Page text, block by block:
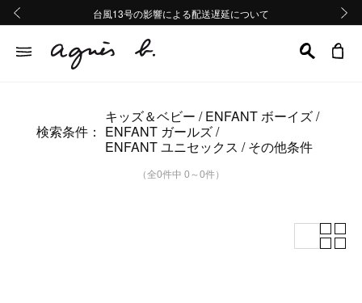
熊本地域地震の影響による配送遅延について
Summer Sale 2buy10%OFF!!
台風13号の影響による配送遅延について
熊本地域地震の影響による配送遅延について
Summer Sale 2buy10%OFF!!
検索条件：
キッズ＆ベビー
ENFANT ボーイズ
ENFANT ガールズ
ENFANT ユニセックス
その他条件
（全0件中 0～0件）